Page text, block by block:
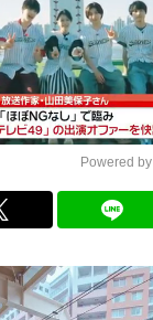
Powered by